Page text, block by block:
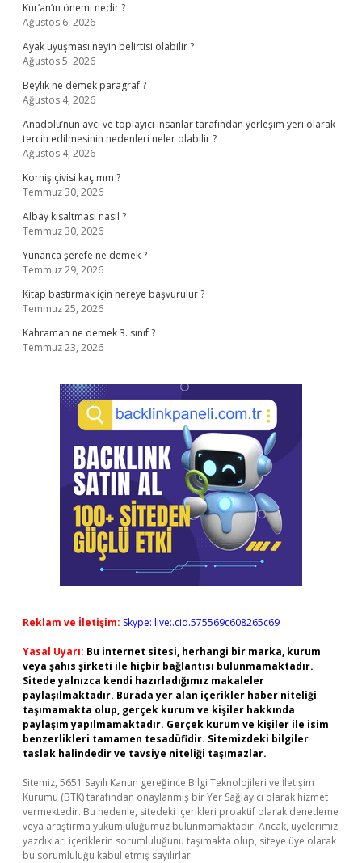
Kur’an’ın önemi nedir ?
Ağustos 6, 2026
Ayak uyuşması neyin belirtisi olabilir ?
Ağustos 5, 2026
Beylik ne demek paragraf ?
Ağustos 4, 2026
Anadolu’nun avcı ve toplayıcı insanlar tarafından yerleşim yeri olarak
tercih edilmesinin nedenleri neler olabilir ?
Ağustos 4, 2026
Korniş çivisi kaç mm ?
Temmuz 30, 2026
Albay kısaltması nasıl ?
Temmuz 30, 2026
Yunanca şerefe ne demek ?
Temmuz 29, 2026
Kitap bastırmak için nereye başvurulur ?
Temmuz 25, 2026
Kahraman ne demek 3. sınıf ?
Temmuz 23, 2026
Reklam ve İletişim: Skype: live:.cid.575569c608265c69
Yasal Uyarı: Bu internet sitesi, herhangi bir marka, kurum
veya şahıs şirketi ile hiçbir bağlantısı bulunmamaktadır.
Sitede yalnızca kendi hazırladığımız makaleler
paylaşılmaktadır. Burada yer alan içerikler haber niteliği
taşımamakta olup, gerçek kurum ve kişiler hakkında
paylaşım yapılmamaktadır. Gerçek kurum ve kişiler ile isim
benzerlikleri tamamen tesadüfidir. Sitemizdeki bilgiler
taslak halindedir ve tavsiye niteliği taşımazlar.
Sitemiz, 5651 Sayılı Kanun gereğince Bilgi Teknolojileri ve İletişim
Kurumu (BTK) tarafından onaylanmış bir Yer Sağlayıcı olarak hizmet
vermektedir. Bu nedenle, sitedeki içerikleri proaktif olarak denetleme
veya araştırma yükümlülüğümüz bulunmamaktadır. Ancak, üyelerimiz
yazdıkları içeriklerin sorumluluğunu taşımakta olup, siteye üye olarak
bu sorumluluğu kabul etmiş sayılırlar.